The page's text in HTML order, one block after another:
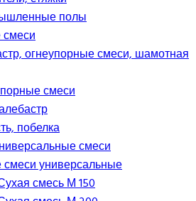
полы
огнеупорные смеси, шамотная
смеси
побелка
смеси
смеси универсальные
смесь М 150